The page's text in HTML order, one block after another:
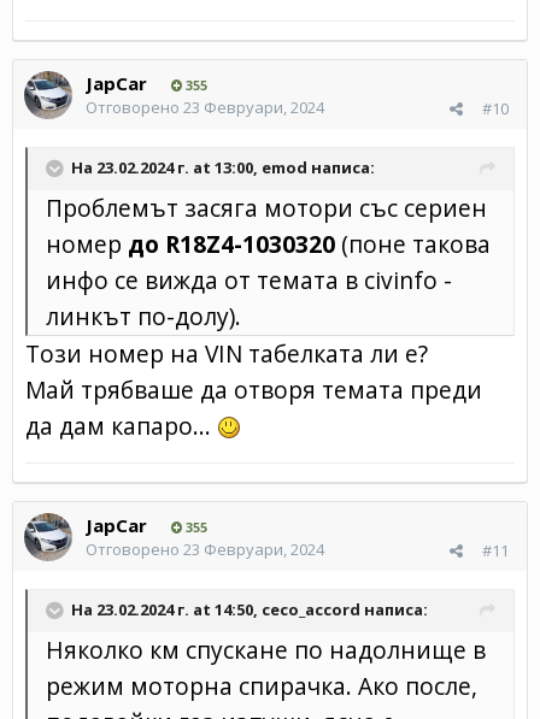
JapCar 355
#10
Отговорено 23 Февруари, 2024
На 23.02.2024 г. at 13:00, emod написа:
Проблемът засяга мотори със сериен
номер до R18Z4-1030320 (поне такова
инфо се вижда от темата в civinfo -
линкът по-долу).
Този номер на VIN табелката ли е?
Май трябваше да отворя темата преди
да дам капаро...
JapCar 355
#11
Отговорено 23 Февруари, 2024
На 23.02.2024 г. at 14:50, ceco_accord написа:
Няколко км спускане по надолнище в
режим моторна спирачка. Ако после,